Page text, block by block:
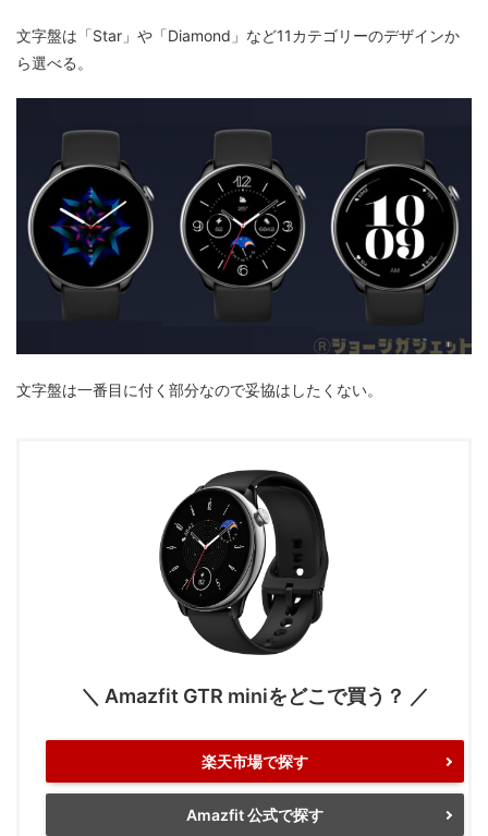
文字盤は「Star」や「Diamond」など11カテゴリーのデザインか
ら選べる。
文字盤は一番目に付く部分なので妥協はしたくない。
＼ Amazfit GTR miniをどこで買う？ ／
楽天市場で探す
Amazfit 公式で探す